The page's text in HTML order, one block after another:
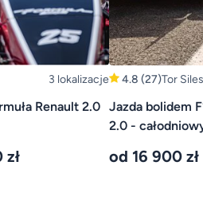
3 lokalizacje
Renault 2.0
4.8 (27)Tor
Jazda bolidem
2.0 -
od 16 900 zł